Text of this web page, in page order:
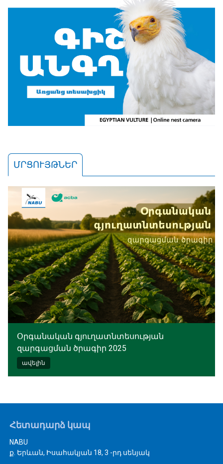
ՄՐՑՈՒՅԹՆԵՐ
Օրգանական գյուղատնտեսության
զարգացման ծրագիր 2025
ավելին
Հետադարձ կապ
NABU
ք. Երևան, Իսահակյան 18, 3 -րդ սենյակ